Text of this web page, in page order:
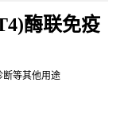
酶联免疫
断等其他用途